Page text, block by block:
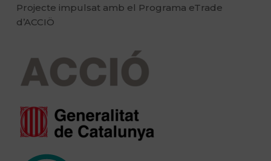
Projecte impulsat amb el Programa eTrade
d’ACCIÖ